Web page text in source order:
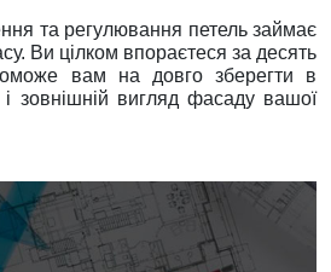
та регулювання петель займає
Ви цілком впораєтеся за десять
вам на довго зберегти в
і зовнішній вигляд фасаду вашої